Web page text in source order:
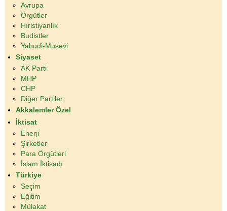
Avrupa
Örgütler
Hıristiyanlık
Budistler
Yahudi-Musevi
Siyaset
AK Parti
MHP
CHP
Diğer Partiler
Akkalemler Özel
İktisat
Enerji
Şirketler
Para Örgütleri
İslam İktisadı
Türkiye
Seçim
Eğitim
Mülakat